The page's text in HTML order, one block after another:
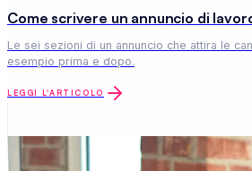
Come scrivere un annuncio di
Le sei sezioni di un annuncio che attira le
esempio prima e dopo.
LEGGI L'ARTICOLO